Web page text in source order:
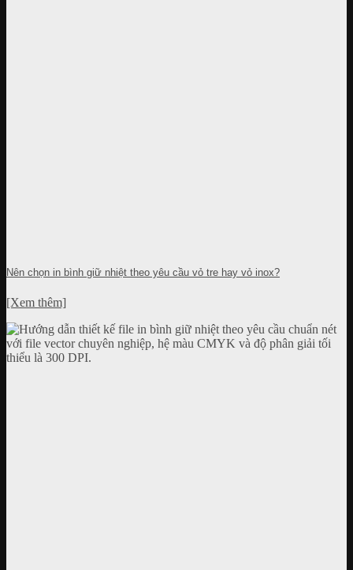
Nên chọn in bình giữ nhiệt theo yêu cầu vỏ tre hay vỏ inox?
[Xem thêm]